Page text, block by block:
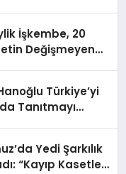
İşkembe, 20
Değişmeyen
Türkiye’yi
Tanıtmayı
Yedi Şarkılık
“Kayıp Kasetler